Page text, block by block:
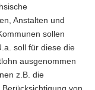
Anstalten und
sollen
soll für diese die
ausgenommen
z.B. die